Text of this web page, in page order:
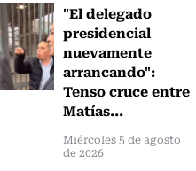
"El delegado
presidencial
nuevamente
arrancando":
Tenso cruce entre
Matías...
Miércoles 5 de agosto
de 2026